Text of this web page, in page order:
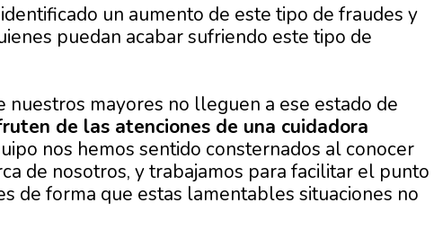
un aumento de este tipo de fraudes y
puedan acabar sufriendo este tipo de
nuestros mayores no lleguen a ese estado de
de las atenciones de una cuidadora
nos hemos sentido consternados al conocer
de nosotros, y trabajamos para facilitar el punto
de forma que estas lamentables situaciones no